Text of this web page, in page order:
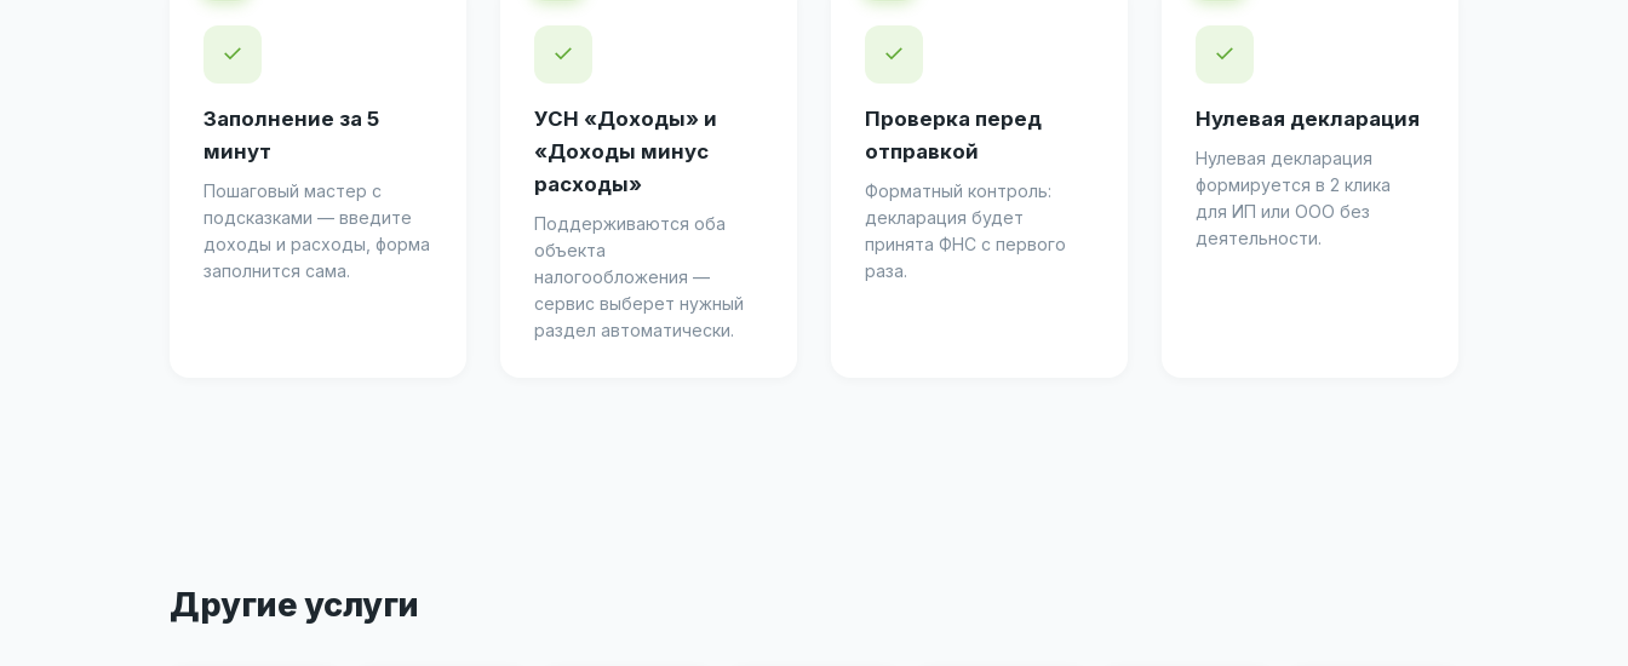
✓
Заполнение за 5
минут
Пошаговый мастер с
подсказками — введите
доходы и расходы, форма
заполнится сама.
✓
УСН «Доходы» и
«Доходы минус
расходы»
Поддерживаются оба
объекта
налогообложения —
сервис выберет нужный
раздел автоматически.
✓
Проверка перед
отправкой
Форматный контроль:
декларация будет
принята ФНС с первого
раза.
✓
Нулевая декларация
Нулевая декларация
формируется в 2 клика
для ИП или ООО без
деятельности.
Другие услуги